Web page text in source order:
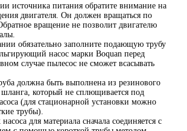
источника питания обратите внимание на
двигателя. Он должен вращаться по
вращение не позволит двигателю
обязательно заполните подающую трубу
насос марки Boquan перед
случае пылесос не сможет всасывать
должна быть выполнена из резинового
шланга, который не сплющивается под
(для стационарной установки можно
трубы).
для материала сначала соединяется с